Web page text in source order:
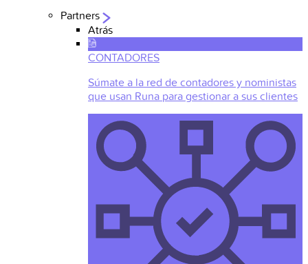
Partners
Atrás
CONTADORES
Súmate a la red de contadores y noministas
que usan Runa para gestionar a sus clientes